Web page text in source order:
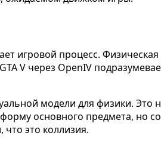
игровой процесс. Физическая
V через OpenIV
модели для физики. Это
основного предмета, но
это коллизия.